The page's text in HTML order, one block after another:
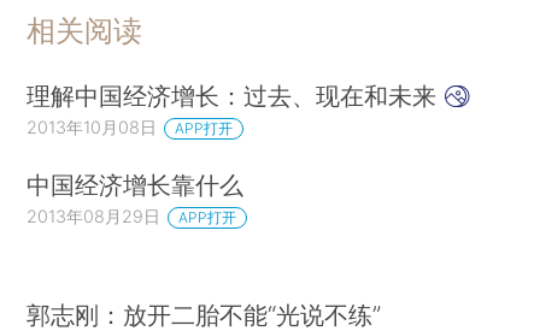
相关阅读
理解中国经济增长：过去、现在和未来
2013年10月08日 APP打开
中国经济增长靠什么
2013年08月29日 APP打开
郭志刚：放开二胎不能“光说不练”